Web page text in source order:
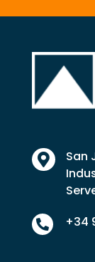

San
 +34